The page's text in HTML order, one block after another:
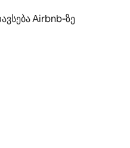
Airbnb‑ზე